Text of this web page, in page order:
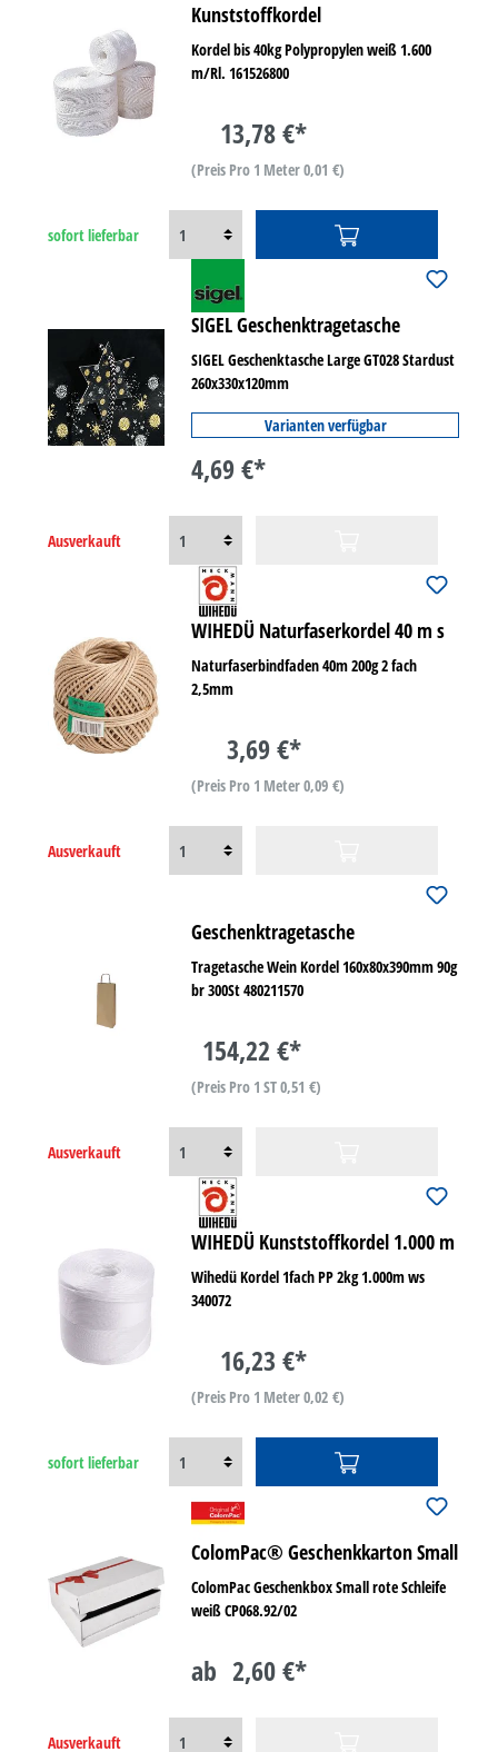
Kunststoffkordel
Kordel bis 40kg Polypropylen weiß 1.600
m/Rl. 161526800
13,78 €*
(Preis Pro 1 Meter 0,01 €)
sofort lieferbar
SIGEL Geschenktragetasche
SIGEL Geschenktasche Large GT028 Stardust
260x330x120mm
Varianten verfügbar
4,69 €*
Ausverkauft
WIHEDÜ Naturfaserkordel 40 m s
Naturfaserbindfaden 40m 200g 2 fach
2,5mm
3,69 €*
(Preis Pro 1 Meter 0,09 €)
Ausverkauft
Geschenktragetasche
Tragetasche Wein Kordel 160x80x390mm 90g
br 300St 480211570
154,22 €*
(Preis Pro 1 ST 0,51 €)
Ausverkauft
WIHEDÜ Kunststoffkordel 1.000 m
Wihedü Kordel 1fach PP 2kg 1.000m ws
340072
16,23 €*
(Preis Pro 1 Meter 0,02 €)
sofort lieferbar
ColomPac® Geschenkkarton Small
ColomPac Geschenkbox Small rote Schleife
weiß CP068.92/02
ab 2,60 €*
Ausverkauft